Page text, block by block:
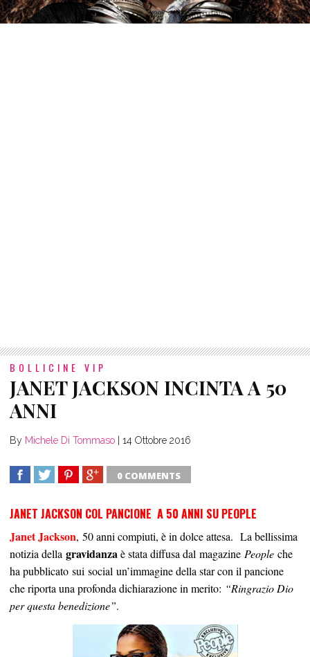
BOLLICINE VIP
JANET JACKSON INCINTA A 50
ANNI
By Michele Di Tommaso 14 Ottobre 2016
0 COMMENTS
JANET JACKSON COL PANCIONE A 50 ANNI SU PEOPLE
Janet Jackson, 50 anni compiuti, è in dolce attesa. La bellissima
notizia della gravidanzaè stata diffusa dal magazine People che
ha pubblicato sui social un’immagine della star con il pancione
che riporta una profonda dichiarazione in merito: “Ringrazio Dio
per questa benedizione”.